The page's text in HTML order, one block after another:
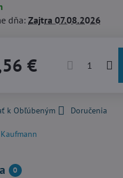
dňa:Zajtra 07.08.2026
€
k Obľúbeným Doručenia
Kaufmann
0